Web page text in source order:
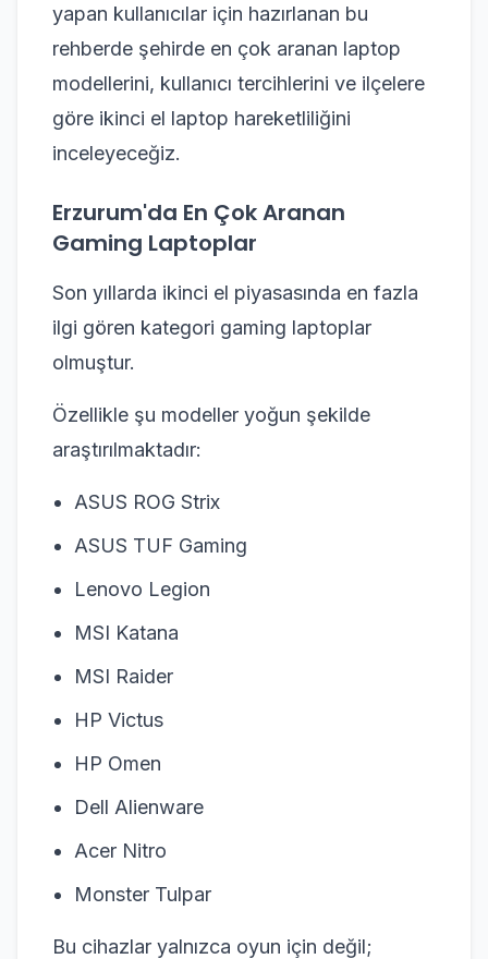
yapan kullanıcılar için hazırlanan bu
rehberde şehirde en çok aranan laptop
modellerini, kullanıcı tercihlerini ve ilçelere
göre ikinci el laptop hareketliliğini
inceleyeceğiz.
Erzurum'da En Çok Aranan
Gaming Laptoplar
Son yıllarda ikinci el piyasasında en fazla
ilgi gören kategori gaming laptoplar
olmuştur.
Özellikle şu modeller yoğun şekilde
araştırılmaktadır:
ASUS ROG Strix
ASUS TUF Gaming
Lenovo Legion
MSI Katana
MSI Raider
HP Victus
HP Omen
Dell Alienware
Acer Nitro
Monster Tulpar
Bu cihazlar yalnızca oyun için değil;